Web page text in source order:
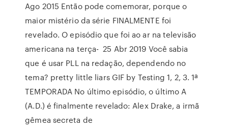
Ago 2015 Então pode comemorar, porque o
maior mistério da série FINALMENTE foi
revelado. O episódio que foi ao ar na televisão
americana na terça- 25 Abr 2019 Você sabia
que é usar PLL na redação, dependendo no
tema? pretty little liars GIF by Testing 1, 2, 3. 1ª
TEMPORADA No último episódio, o último A
(A.D.) é finalmente revelado: Alex Drake, a irmã
gêmea secreta de